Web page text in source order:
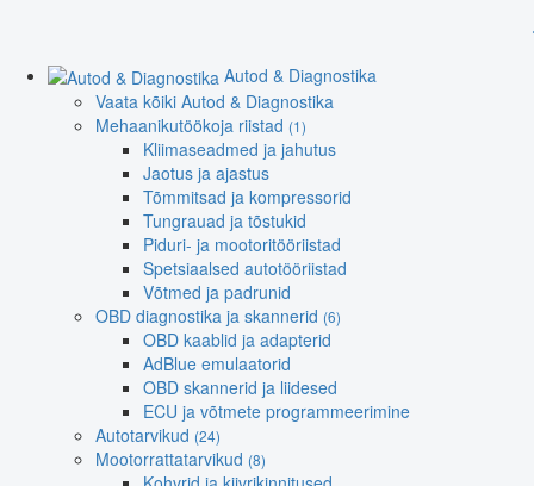
Autod & Diagnostika
Vaata kõiki Autod & Diagnostika
Mehaanikutöökoja riistad (1)
Kliimaseadmed ja jahutus
Jaotus ja ajastus
Tõmmitsad ja kompressorid
Tungrauad ja tõstukid
Piduri- ja mootoritööriistad
Spetsiaalsed autotööriistad
Võtmed ja padrunid
OBD diagnostika ja skannerid (6)
OBD kaablid ja adapterid
AdBlue emulaatorid
OBD skannerid ja liidesed
ECU ja võtmete programmeerimine
Autotarvikud (24)
Mootorrattatarvikud (8)